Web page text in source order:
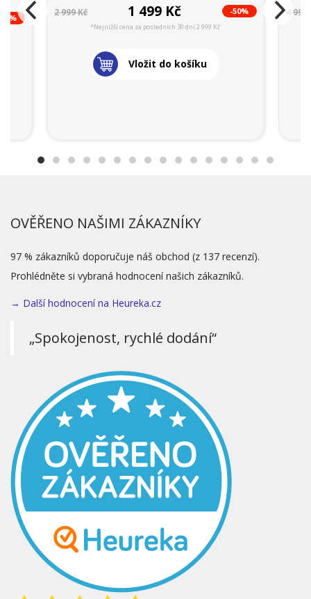
2 999 Kč 1 499 Kč -50%
*Nejnižší cena za posledních 30 dní 2 999 Kč
Vložit do košíku
4
OVĚŘENO NAŠIMI ZÁKAZNÍKY
97 % zákazníků doporučuje náš obchod (z 137 recenzí).
Prohlédněte si vybraná hodnocení našich zákazníků.
→ Další hodnocení na Heureka.cz
„Spokojenost, rychlé dodání“